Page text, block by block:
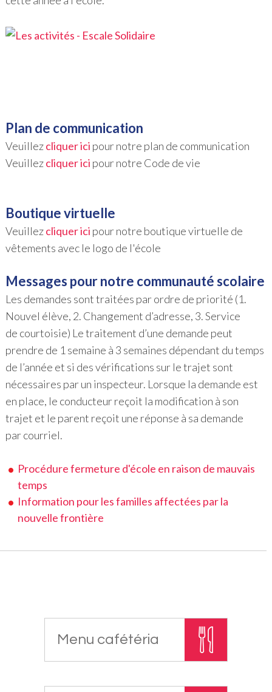
Plan de communication
Veuillezcliquer ici pour notre plan de communication
Veuillezcliquer ici pour notre Code de vie
Boutique virtuelle
Veuillezcliquer ici pour notre boutique virtuelle de
vêtements avec le logo de l'école
Messages pour notre communauté scolaire
Les demandes sont traitées par ordre de priorité (1.
Nouvel élève, 2. Changement d’adresse, 3. Service
de courtoisie) Le traitement d’une demande peut
prendre de 1 semaine à 3 semaines dépendant du temps
de l’année et si des vérifications sur le trajet sont
nécessaires par un inspecteur. Lorsque la demande est
en place, le conducteur reçoit la modification à son
trajet et le parent reçoit une réponse à sa demande
par courriel.
Procédure fermeture d'école en raison de mauvais
temps
Information pour les familles affectées par la
nouvelle frontière
Menu cafétéria